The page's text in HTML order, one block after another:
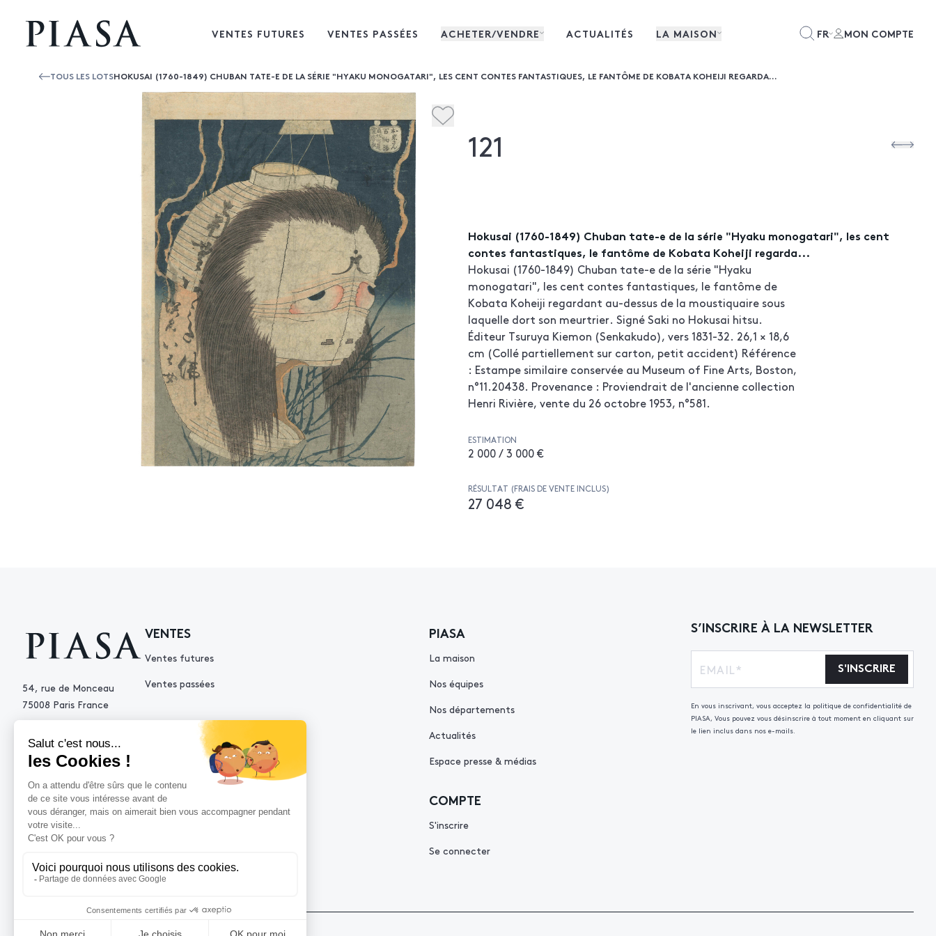
VENTES FUTURES VENTES PASSÉES ACHETER/VENDRE ACTUALITÉS LA MAISON FR MON COMPTE
TOUS LES LOTSHOKUSAI (1760-1849) CHUBAN TATE-E DE LA SÉRIE "HYAKU MONOGATARI", LES CENT CONTES FANTASTIQUES, LE FANTÔME DE KOBATA KOHEIJI REGARDA...
121
Hokusai (1760-1849) Chuban tate-e de la série "Hyaku monogatari", les cent
contes fantastiques, le fantôme de Kobata Koheiji regarda...
Hokusai (1760-1849) Chuban tate-e de la série "Hyaku
monogatari", les cent contes fantastiques, le fantôme de
Kobata Koheiji regardant au-dessus de la moustiquaire sous
laquelle dort son meurtrier. Signé Saki no Hokusai hitsu.
Éditeur Tsuruya Kiemon (Senkakudo), vers 1831-32. 26,1 × 18,6
cm (Collé partiellement sur carton, petit accident) Référence
: Estampe similaire conservée au Museum of Fine Arts, Boston,
n°11.20438. Provenance : Proviendrait de l'ancienne collection
Henri Rivière, vente du 26 octobre 1953, n°581.
ESTIMATION
2 000 / 3 000 €
RÉSULTAT (FRAIS DE VENTE INCLUS)
27 048 €
54, rue de Monceau
75008 Paris France
contact@piasa.fr
VENTES
Ventes futures
Ventes passées
PIASA
La maison
Nos équipes
Nos départements
Actualités
Espace presse & médias
AIDE
Demande d’estimation
COMPTE
S'inscrire
Se connecter
S’INSCRIRE À LA NEWSLETTER
S'INSCRIRE
En vous inscrivant, vous acceptez la politique de confidentialité de
PIASA, Vous pouvez vous désinscrire à tout moment en cliquant sur
le lien inclus dans nos e-mails.